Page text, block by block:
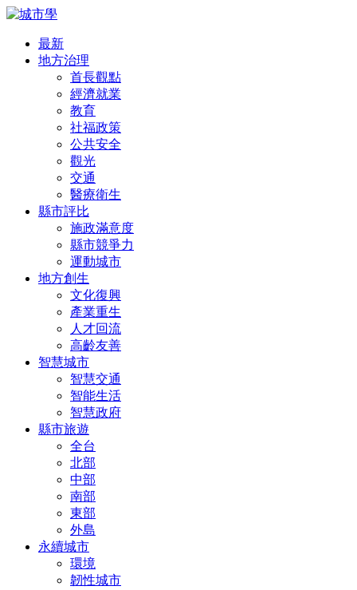
最新
地方治理
首長觀點
經濟就業
教育
社福政策
公共安全
觀光
交通
醫療衛生
縣市評比
施政滿意度
縣市競爭力
運動城市
地方創生
文化復興
產業重生
人才回流
高齡友善
智慧城市
智慧交通
智能生活
智慧政府
縣市旅遊
全台
北部
中部
南部
東部
外島
永續城市
環境
韌性城市